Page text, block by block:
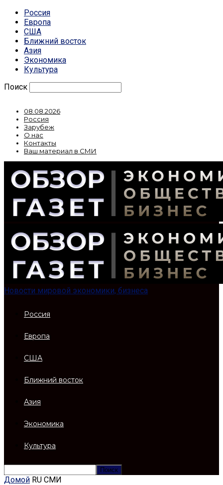
Россия
Европа
США
Ближний восток
Азия
Экономика
Культура
Поиск
08.08.2026
Россия
Зарубеж
О нас
Контакты
Ваш материал в СМИ
Новости мировой экономики, бизнеса
Россия
Европа
США
Ближний восток
Азия
Экономика
Культура
Домой RU СМИ